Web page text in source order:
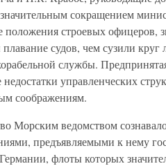
сокращением
положения строевых офицеров,
плавание судов, чем сузили
службы.
недостатки управленческих
соображениям.
Морским ведомством
предъявляемыми к нему
флоты которых